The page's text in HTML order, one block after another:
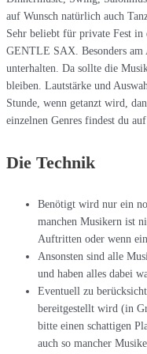
auf Wunsch natürlich auch
Sehr beliebt für private Fest in
GENTLE SAX. Besonders am
unterhalten. Da sollte die
bleiben. Lautstärke und
Stunde, wenn getanzt wird,
einzelnen Genres findest du
Die Technik
Benötigt wird nur ein
manchen Musikern ist
Auftritten oder wenn
Ansonsten sind alle
und haben alles dabei
Eventuell zu
bereitgestellt wird (in
bitte einen schattigen
auch so mancher